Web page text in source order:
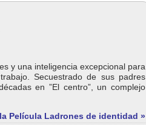
y una inteligencia excepcional para
Secuestrado de sus padres
en ”El centro”, un complejo
Película Ladrones de identidad »